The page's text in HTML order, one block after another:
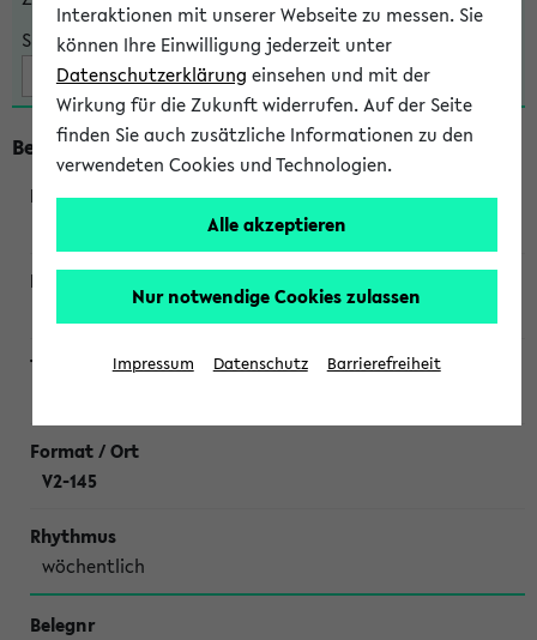
Suche:
Beginn um 16 Uhr
Schweiger
V2-145
wöchentlich
Interaktionen mit unserer Webseite zu messen. Sie
können Ihre Einwilligung jederzeit unter
Datenschutzerklärung einsehen und mit der
Wirkung für die Zukunft widerrufen. Auf der Seite
finden Sie auch zusätzliche Informationen zu den
verwendeten Cookies und Technologien.
Alle akzeptieren
Nur notwendige Cookies zulassen
Impressum Datenschutz Barrierefreiheit